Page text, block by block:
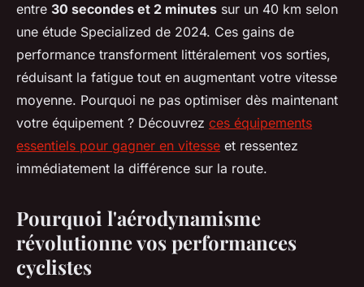
Damien • 5 janvier 2026 7 min de lecture
entre 30 secondes et 2 minutes sur un 40 km selon
une étude Specialized de 2024. Ces gains de
performance transforment littéralement vos sorties,
réduisant la fatigue tout en augmentant votre vitesse
moyenne. Pourquoi ne pas optimiser dès maintenant
votre équipement ? Découvrez ces équipements
essentiels pour gagner en vitesse et ressentez
immédiatement la différence sur la route.
Pourquoi l'aérodynamisme
révolutionne vos performances
cyclistes